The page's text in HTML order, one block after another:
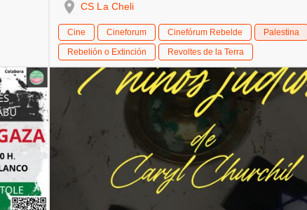
CS La Cheli
Cine Cineforum Cinefórum Rebelde
Palestina
Rebelión o Extinción
Revoltes de la Terra